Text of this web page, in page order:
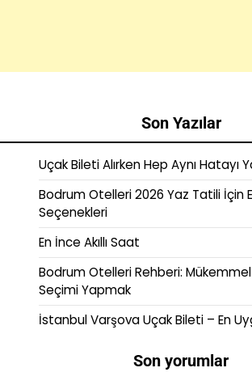
Son Yazılar
Uçak Bileti Alırken Hep Aynı Hatayı
Bodrum Otelleri 2026 Yaz Tatili İçin
Seçenekleri
En İnce Akıllı Saat
Bodrum Otelleri Rehberi:
Seçimi Yapmak
İstanbul Varşova Uçak Bileti – En
Son yorumlar